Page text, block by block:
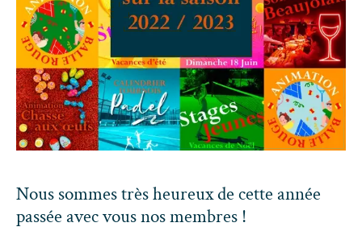
Nous sommes très heureux de cette année
passée avec vous nos membres !